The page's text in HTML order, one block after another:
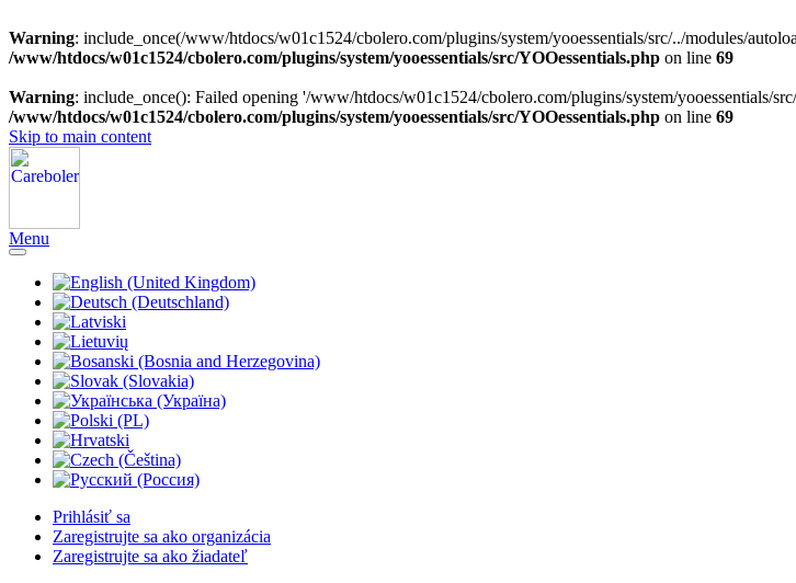
Warning: include_once(/www/htdocs/w01c1524/cbolero.com/plugins/system/yooessentials/src/../modules/
/www/htdocs/w01c1524/cbolero.com/plugins/system/yooessentials/src/YOOessentials.php on line 69
Warning: include_once(): Failed opening '/www/htdocs/w01c1524/cbolero.com/plugins/system/yooessentials/
/www/htdocs/w01c1524/cbolero.com/plugins/system/yooessentials/src/YOOessentials.php on line 69
Skip to main content
Menu
Prihlásiť sa
Zaregistrujte sa ako organizácia
Zaregistrujte sa ako žiadateľ